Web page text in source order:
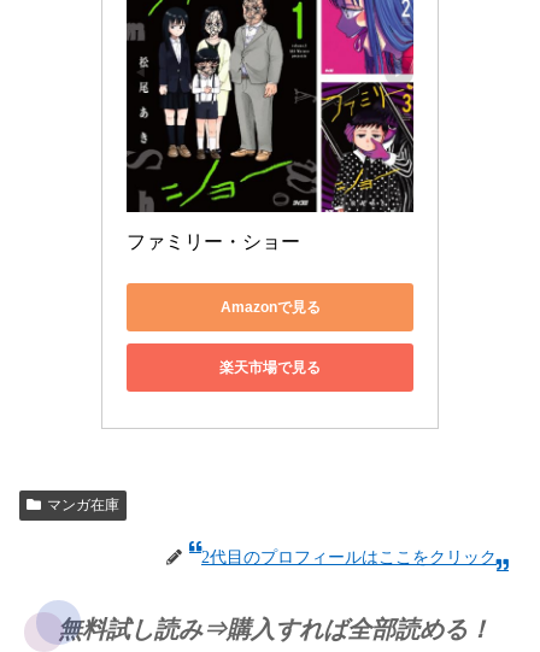
ファミリー・ショー
Amazonで見る
楽天市場で見る
マンガ在庫
2代目のプロフィールはここをクリック
無料試し読み⇒購入すれば全部読める！